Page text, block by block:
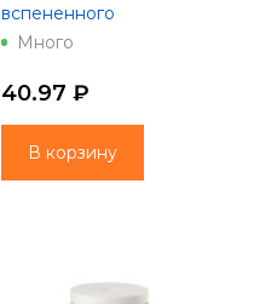
вспененного
полипропилена 10" 1
Много
40.97 ₽
В корзину